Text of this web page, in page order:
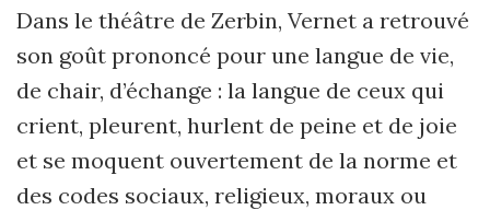
Dans le théâtre de Zerbin, Vernet a retrouvé
son goût prononcé pour une langue de vie,
de chair, d’échange : la langue de ceux qui
crient, pleurent, hurlent de peine et de joie
et se moquent ouvertement de la norme et
des codes sociaux, religieux, moraux ou